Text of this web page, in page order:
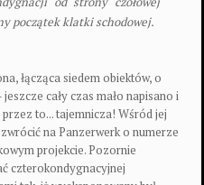
początek klatki schodowej.
łącząca siedem obiektów, o
cały czas mało napisano i
to... tajemnicza! Wśród jej
na Panzerwerk o numerze
projekcie. Pozornie
czterokondygnacyjnej